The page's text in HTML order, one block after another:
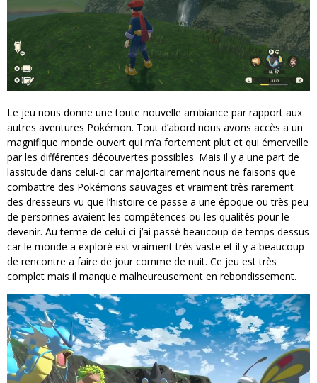
Le jeu nous donne une toute nouvelle ambiance par rapport aux
autres aventures Pokémon. Tout d’abord nous avons accès a un
magnifique monde ouvert qui m’a fortement plut et qui émerveille
par les différentes découvertes possibles. Mais il y a une part de
lassitude dans celui-ci car majoritairement nous ne faisons que
combattre des Pokémons sauvages et vraiment très rarement
des dresseurs vu que l’histoire ce passe a une époque ou très peu
de personnes avaient les compétences ou les qualités pour le
devenir. Au terme de celui-ci j’ai passé beaucoup de temps dessus
car le monde a exploré est vraiment très vaste et il y a beaucoup
de rencontre a faire de jour comme de nuit. Ce jeu est très
complet mais il manque malheureusement en rebondissement.